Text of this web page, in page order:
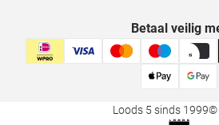
Betaal veilig
Loods 5 sinds 1999©